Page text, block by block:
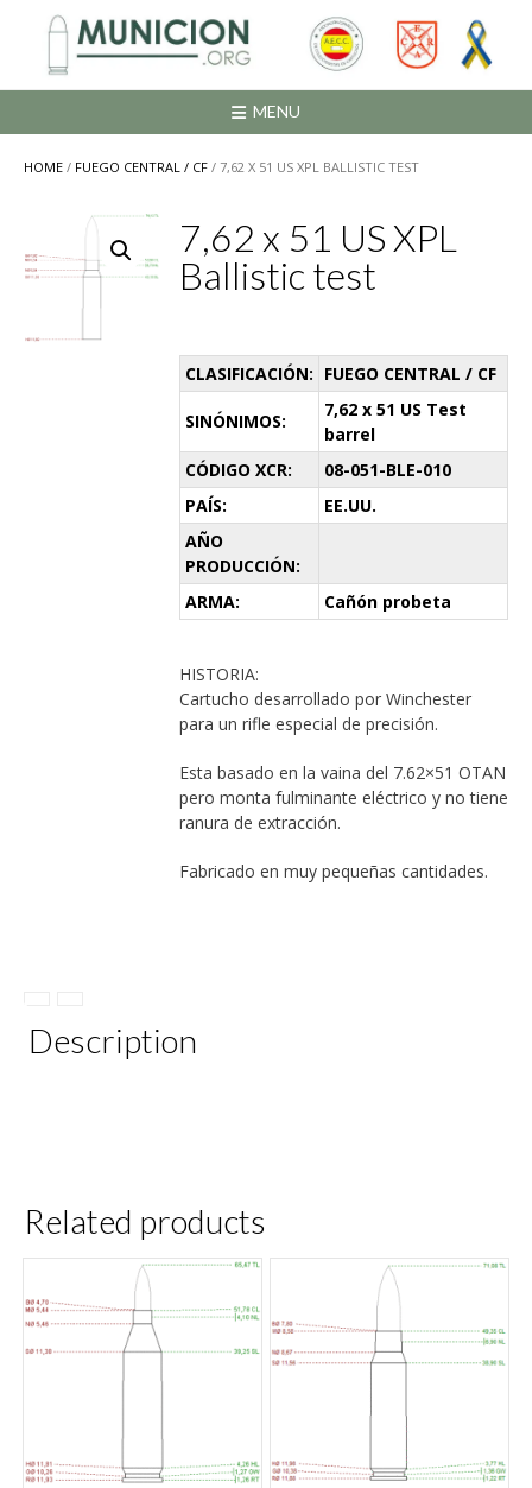
contenido
MENU
HOME / FUEGO CENTRAL / CF / 7,62 X 51 US XPL BALLISTIC TEST
7,62 x 51 US XPL
Ballistic test
CLASIFICACIÓN: FUEGO CENTRAL / CF
SINÓNIMOS:
7,62 x 51 US Test
barrel
CÓDIGO XCR:
08-051-BLE-010
PAÍS:
EE.UU.
AÑO
PRODUCCIÓN:
ARMA:
Cañón probeta
HISTORIA:
Cartucho desarrollado por Winchester
para un rifle especial de precisión.
Esta basado en la vaina del 7.62×51 OTAN
pero monta fulminante eléctrico y no tiene
ranura de extracción.
Fabricado en muy pequeñas cantidades.
Description
Related products